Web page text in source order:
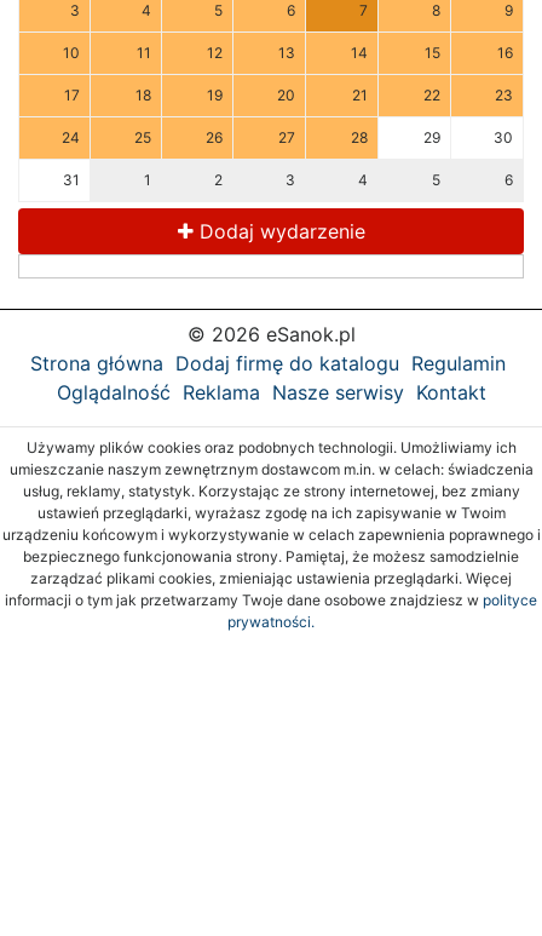
3 4 5 6 7 8 9
10 11 12 13 14 15 16
17 18 19 20 21 22 23
24 25 26 27 28 29 30
31 1 2 3 4 5 6
Dodaj wydarzenie
© 2026 eSanok.pl
Strona główna Dodaj firmę do katalogu Regulamin
Oglądalność Reklama Nasze serwisy Kontakt
Używamy plików cookies oraz podobnych technologii. Umożliwiamy ich
umieszczanie naszym zewnętrznym dostawcom m.in. w celach: świadczenia
usług, reklamy, statystyk. Korzystając ze strony internetowej, bez zmiany
ustawień przeglądarki, wyrażasz zgodę na ich zapisywanie w Twoim
urządzeniu końcowym i wykorzystywanie w celach zapewnienia poprawnego i
bezpiecznego funkcjonowania strony. Pamiętaj, że możesz samodzielnie
zarządzać plikami cookies, zmieniając ustawienia przeglądarki. Więcej
informacji o tym jak przetwarzamy Twoje dane osobowe znajdziesz w polityce
prywatności.